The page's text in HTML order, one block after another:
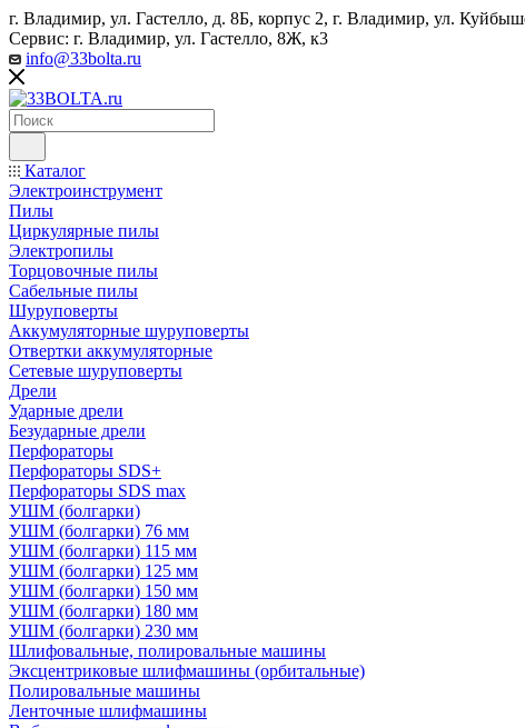
г. Владимир, ул. Гастелло, д. 8Б, корпус 2, г. Владимир, ул.
Сервис: г. Владимир, ул. Гастелло, 8Ж, к3
info@33bolta.ru
Каталог
Электроинструмент
Пилы
Циркулярные пилы
Электропилы
Торцовочные пилы
Сабельные пилы
Шуруповерты
Аккумуляторные шуруповерты
Отвертки аккумуляторные
Сетевые шуруповерты
Дрели
Ударные дрели
Безударные дрели
Перфораторы
Перфораторы SDS+
Перфораторы SDS max
УШМ (болгарки)
УШМ (болгарки) 76 мм
УШМ (болгарки) 115 мм
УШМ (болгарки) 125 мм
УШМ (болгарки) 150 мм
УШМ (болгарки) 180 мм
УШМ (болгарки) 230 мм
Шлифовальные, полировальные машины
Эксцентриковые шлифмашины (орбитальные)
Полировальные машины
Ленточные шлифмашины